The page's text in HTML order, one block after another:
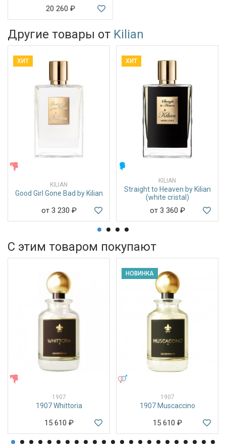
20 260 ₽
Другие товары от Kilian
ХИТ
KILIAN
Good Girl Gone Bad by Kilian
от 3 230 ₽
ХИТ
KILIAN
Straight to Heaven by Kilian
(white cristal)
от 3 360 ₽
С этим товаром покупают
1907
1907 Whittoria
15 610 ₽
НОВИНКА
1907
1907 Muscaccino
15 610 ₽